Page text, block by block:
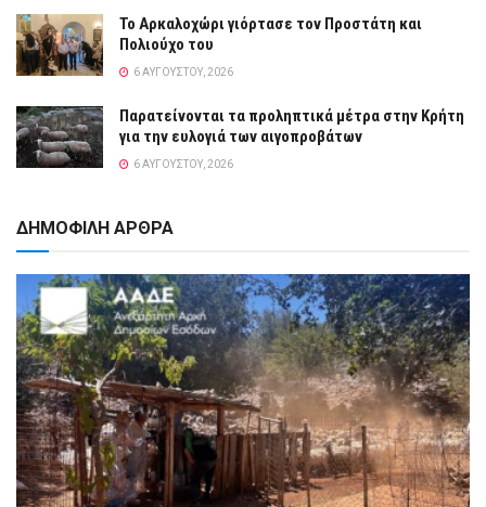
Το Αρκαλοχώρι γιόρτασε τον Προστάτη και
Πολιούχο του
6 ΑΥΓΟΎΣΤΟΥ, 2026
Παρατείνονται τα προληπτικά μέτρα στην Κρήτη
για την ευλογιά των αιγοπροβάτων
6 ΑΥΓΟΎΣΤΟΥ, 2026
ΔΗΜΟΦΙΛΗ ΑΡΘΡΑ